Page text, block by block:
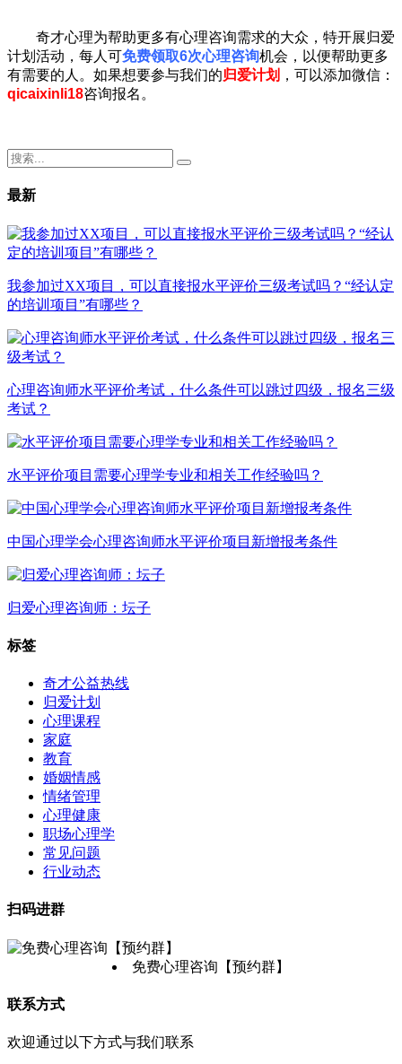
奇才心理为帮助更多有心理咨询需求的大众，特开展归爱
计划活动，每人可免费领取6次心理咨询机会，以便帮助更多
有需要的人。如果想要参与我们的归爱计划 ，可以添加微信：
qicaixinli18咨询报名。
最新
我参加过XX项目，可以直接报水平评价三级考试吗？“经认定
的培训项目”有哪些？
心理咨询师水平评价考试，什么条件可以跳过四级，报名三级
考试？
水平评价项目需要心理学专业和相关工作经验吗？
中国心理学会心理咨询师水平评价项目新增报考条件
归爱心理咨询师：坛子
标签
奇才公益热线
归爱计划
心理课程
家庭
教育
婚姻情感
情绪管理
心理健康
职场心理学
常见问题
行业动态
扫码进群
免费心理咨询【预约群】
联系方式
欢迎通过以下方式与我们联系